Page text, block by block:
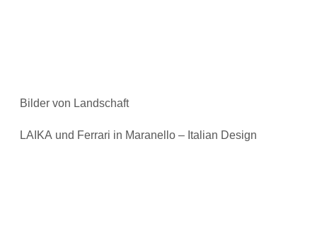
Bilder von Landschaft
LAIKA und Ferrari in Maranello – Italian Design